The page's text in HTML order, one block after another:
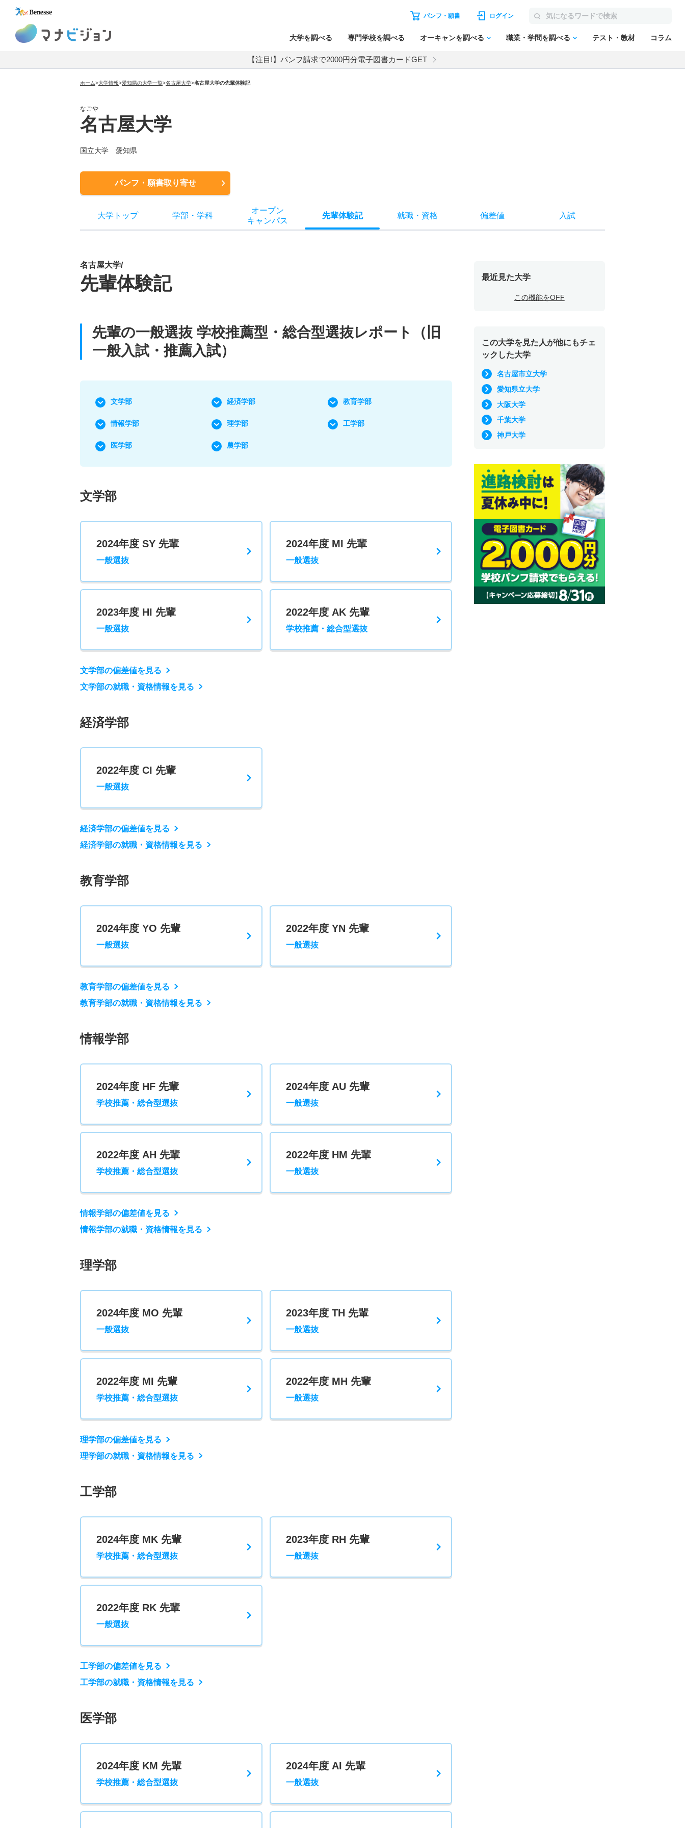
パンフ・願書 ログイン
大学を調べる 専門学校を調べる オーキャンを調べる 職業・学問を調べる テスト・教材 コラム
【注目!】パンフ請求で2000円分電子図書カードGET
ホーム>大学情報>愛知県の大学一覧>名古屋大学>名古屋大学の先輩体験記
なごや
名古屋大学
国立大学 愛知県
パンフ・願書取り寄せ
大学トップ 学部 ・ 学科
オープン
キャンパス
先輩体験記 就職・ 資格 偏差値 入試
名古屋大学/
先輩体験記
先輩の一般選抜 学校推薦型・総合型選抜レポート（旧
一般入試・推薦入試）
文学部 経済学部 教育学部
情報学部 理学部 工学部
医学部 農学部
文学部
2024年度 SY 先輩
一般選抜
2024年度 MI 先輩
一般選抜
2023年度 HI 先輩
一般選抜
2022年度 AK 先輩
学校推薦・総合型選抜
文学部の偏差値を見る
文学部の就職・資格情報を見る
経済学部
2022年度 CI 先輩
一般選抜
経済学部の偏差値を見る
経済学部の就職・資格情報を見る
教育学部
2024年度 YO 先輩
一般選抜
2022年度 YN 先輩
一般選抜
教育学部の偏差値を見る
教育学部の就職・資格情報を見る
情報学部
2024年度 HF 先輩
学校推薦・総合型選抜
2024年度 AU 先輩
一般選抜
2022年度 AH 先輩
学校推薦・総合型選抜
2022年度 HM 先輩
一般選抜
情報学部の偏差値を見る
情報学部の就職・資格情報を見る
理学部
2024年度 MO 先輩
一般選抜
2023年度 TH 先輩
一般選抜
2022年度 MI 先輩
学校推薦・総合型選抜
2022年度 MH 先輩
一般選抜
理学部の偏差値を見る
理学部の就職・資格情報を見る
工学部
2024年度 MK 先輩
学校推薦・総合型選抜
2023年度 RH 先輩
一般選抜
2022年度 RK 先輩
一般選抜
工学部の偏差値を見る
工学部の就職・資格情報を見る
医学部
2024年度 KM 先輩
学校推薦・総合型選抜
2024年度 AI 先輩
一般選抜
最近見た大学
この機能をOFF
この大学を見た人が他にもチェ
ックした大学
名古屋市立大学
愛知県立大学
大阪大学
千葉大学
神戸大学